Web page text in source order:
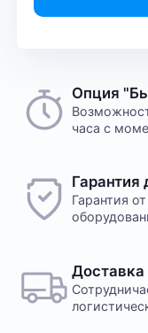
Опция
часа с
Гарантия
Гарантия
Доставка